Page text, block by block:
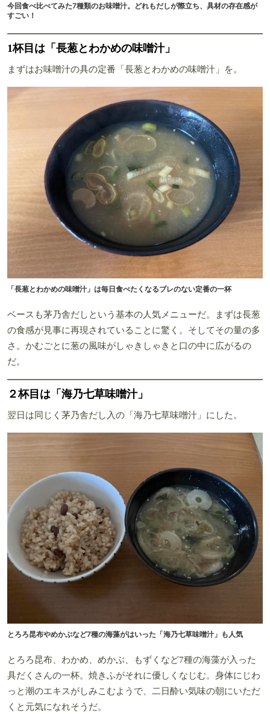
今回食べ比べてみた7種類のお味噌汁。どれもだしが際立ち、具材の存在感が
すごい！
1杯目は「長葱とわかめの味噌汁」
まずはお味噌汁の具の定番「長葱とわかめの味噌汁」を。
「長葱とわかめの味噌汁」は毎日食べたくなるブレのない定番の一杯
ベースも茅乃舎だしという基本の人気メニューだ。まずは長葱
の食感が見事に再現されていることに驚く。そしてその量の多
さ。かむごとに葱の風味がしゃきしゃきと口の中に広がるの
だ。
２杯目は「海乃七草味噌汁」
翌日は同じく茅乃舎だし入の「海乃七草味噌汁」にした。
とろろ昆布やめかぶなど7種の海藻がはいった「海乃七草味噌汁」も人気
とろろ昆布、わかめ、めかぶ、もずくなど7種の海藻が入った
具だくさんの一杯。焼きふがそれに優しくなじむ。身体にじわ
っと潮のエキスがしみこむようで、二日酔い気味の朝にいただ
くと元気になれそうだ。